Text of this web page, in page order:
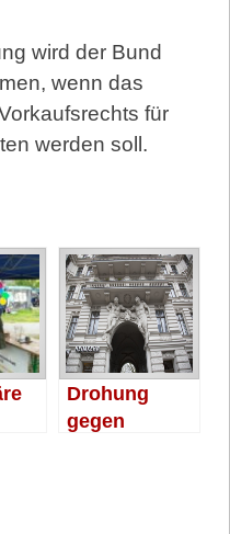
wird der Bund
wenn das
für
werden soll.
Drohung
gegen